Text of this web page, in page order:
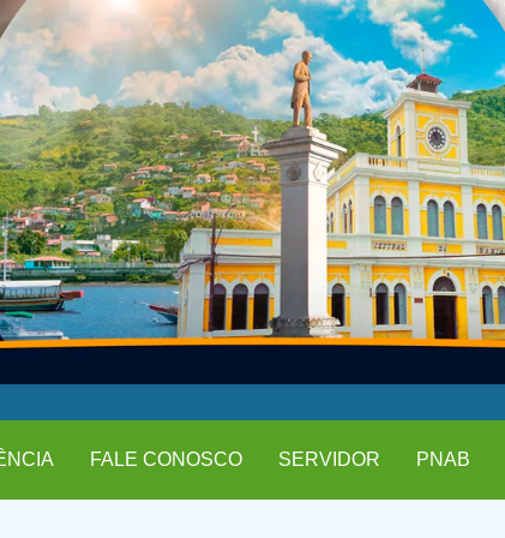
FALE CONOSCO SERVIDOR PNAB